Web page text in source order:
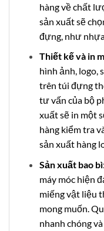
hàng về chất
sản xuất sẽ
đựng, như
Thiết kế và in
hình ảnh, logo,
trên túi đựng
tư vấn của bộ
xuất sẽ in một
hàng kiểm tra
sản xuất hàng
Sản xuất bao bì
máy móc hiện
miếng vật liệu
mong muốn.
nhanh chóng